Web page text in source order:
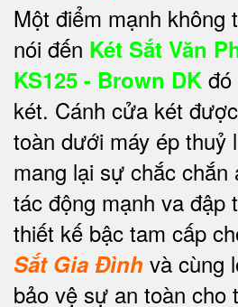
Một điểm mạnh không
nói đến Két Sắt Văn
KS125 - Brown DK
két. Cánh cửa két
toàn dưới máy ép thuỷ
mang lại sự chắc chắn
tác động mạnh va đập
thiết kế bậc tam cấp
Sắt Gia Đình và cùng
bảo vệ sự an toàn cho